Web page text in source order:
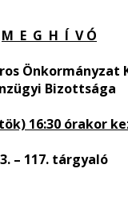
M E G H Í V Ó
Önkormányzat
Bizottsága
16:30 órakor
– 117. tárgyaló